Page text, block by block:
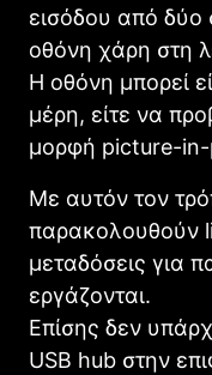
εισόδου από δύο
οθόνη χάρη στη
Η οθόνη μπορεί
μέρη, είτε να
μορφή picture-in-
Με αυτόν τον
παρακολουθούν
μεταδόσεις για
εργάζονται.
Επίσης δεν
USB hub στην